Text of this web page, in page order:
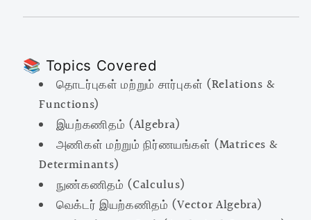
📚 Topics Covered
தொடர்புகள் மற்றும் சார்புகள் (Relations &
Functions)
இயற்கணிதம் (Algebra)
அணிகள் மற்றும் நிர்ணயங்கள் (Matrices &
Determinants)
நுண்கணிதம் (Calculus)
வெக்டர் இயற்கணிதம் (Vector Algebra)